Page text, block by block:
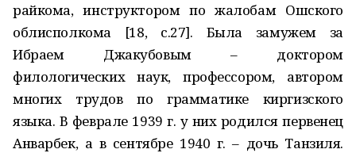
райкома, инструктором по жалобам Ошского
облисполкома [18, с.27]. Была замужем за
Ибраем Джакубовым – доктором
филологических наук, профессором, автором
многих трудов по грамматике киргизского
языка. В феврале 1939 г. у них родился первенец
Анварбек, а в сентябре 1940 г. – дочь Танзиля.